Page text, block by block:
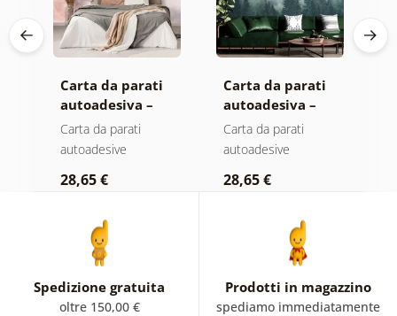
Carta da parati
autoadesiva –
Foglie con
sfumatura
Carta da parati
autoadesive
28,65 €
Carta da parati
autoadesiva –
Foresta nella
nebbia
Carta da parati
autoadesive
28,65 €
Spedizione gratuita
oltre 150,00 €
Prodotti in magazzino
spediamo immediatamente